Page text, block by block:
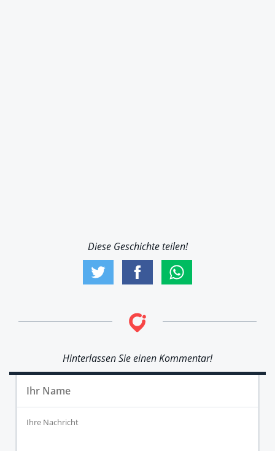
Diese Geschichte teilen!
Hinterlassen Sie einen Kommentar!